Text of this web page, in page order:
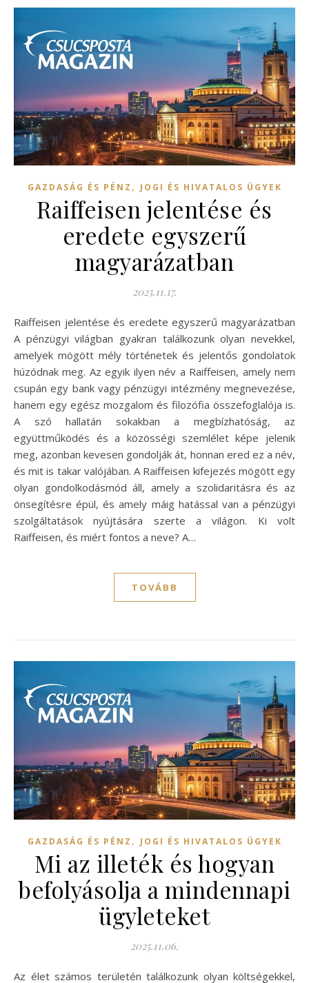
GAZDASÁG ÉS PÉNZ , JOGI ÉS HIVATALOS ÜGYEK
Raiffeisen jelentése és
eredete egyszerű
magyarázatban
2025.11.17.
Raiffeisen jelentése és eredete egyszerű magyarázatban
A pénzügyi világban gyakran találkozunk olyan nevekkel,
amelyek mögött mély történetek és jelentős gondolatok
húzódnak meg. Az egyik ilyen név a Raiffeisen, amely nem
csupán egy bank vagy pénzügyi intézmény megnevezése,
hanem egy egész mozgalom és filozófia összefoglalója is.
A szó hallatán sokakban a megbízhatóság, az
együttműködés és a közösségi szemlélet képe jelenik
meg, azonban kevesen gondolják át, honnan ered ez a név,
és mit is takar valójában. A Raiffeisen kifejezés mögött egy
olyan gondolkodásmód áll, amely a szolidaritásra és az
önsegítésre épül, és amely máig hatással van a pénzügyi
szolgáltatások nyújtására szerte a világon. Ki volt
Raiffeisen, és miért fontos a neve? A…
TOVÁBB
GAZDASÁG ÉS PÉNZ , JOGI ÉS HIVATALOS ÜGYEK
Mi az illeték és hogyan
befolyásolja a mindennapi
ügyleteket
2025.11.06.
Az élet számos területén találkozunk olyan költségekkel,